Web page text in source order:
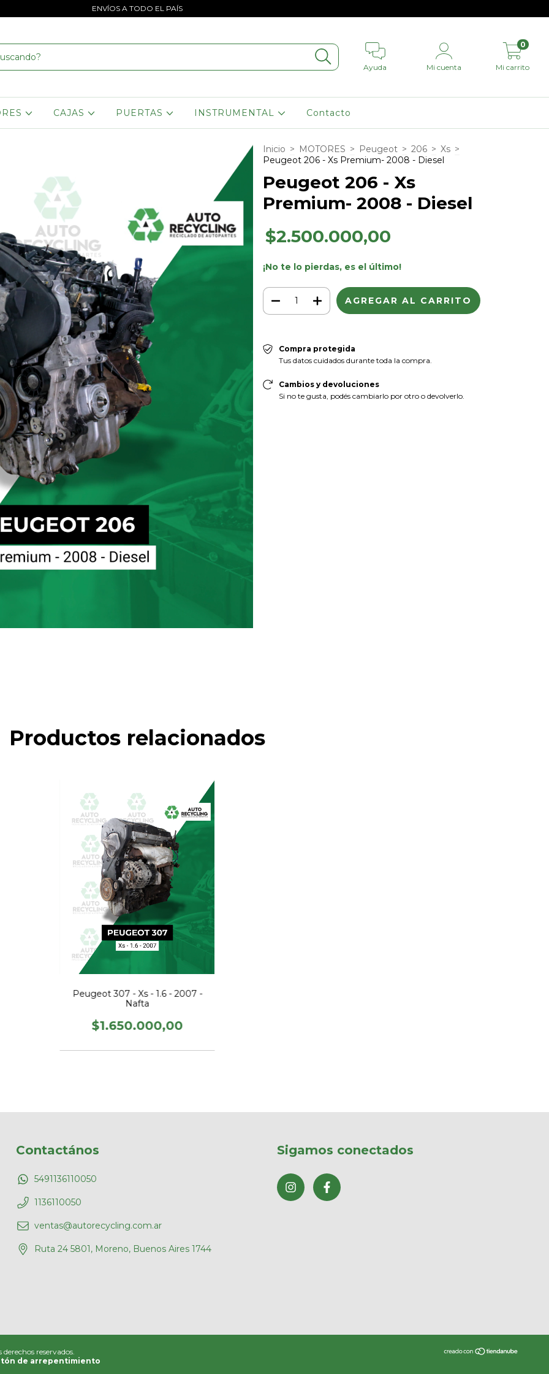
ENVÍOS A TODO EL PAÍS
Ayuda Mi cuenta Mi carrito
0
CAJAS PUERTAS INSTRUMENTAL Contacto
Inicio > MOTORES > Peugeot > 206 > Xs >
Peugeot 206 - Xs Premium- 2008 - Diesel
Peugeot 206 - Xs
Premium- 2008 - Diesel
$2.500.000,00
¡No te lo pierdas, es el último!
Compra protegida
Tus datos cuidados durante toda la compra.
Cambios y devoluciones
Si no te gusta, podés cambiarlo por otro o devolverlo.
Productos relacionados
Peugeot 307 - Xs - 1.6 - 2007 -
Nafta
$1.650.000,00
Contactános
5491136110050
1136110050
ventas@autorecycling.com.ar
Ruta 24 5801, Moreno, Buenos Aires 1744
Sigamos conectados
reservados.
de arrepentimiento